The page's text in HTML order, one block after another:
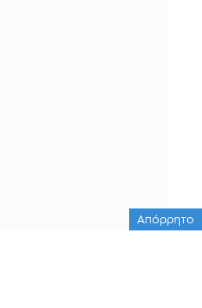
Απόρρητο